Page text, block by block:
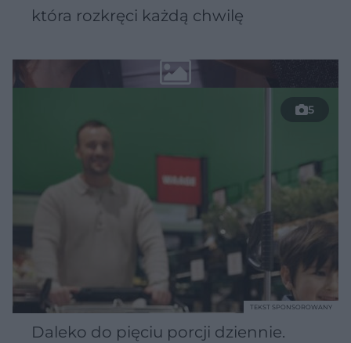
która rozkręci każdą chwilę
5
Daleko do pięciu porcji dziennie.
TEKST SPONSOROWANY